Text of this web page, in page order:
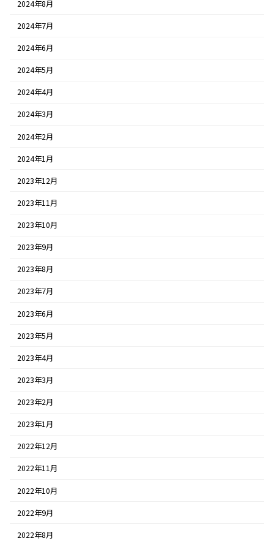
2024年8月
2024年7月
2024年6月
2024年5月
2024年4月
2024年3月
2024年2月
2024年1月
2023年12月
2023年11月
2023年10月
2023年9月
2023年8月
2023年7月
2023年6月
2023年5月
2023年4月
2023年3月
2023年2月
2023年1月
2022年12月
2022年11月
2022年10月
2022年9月
2022年8月